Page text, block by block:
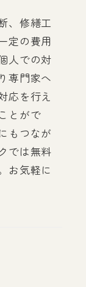
、修繕工
定の費用
人での対
専門家へ
応を行え
とがで
もつなが
では無料
お気軽に